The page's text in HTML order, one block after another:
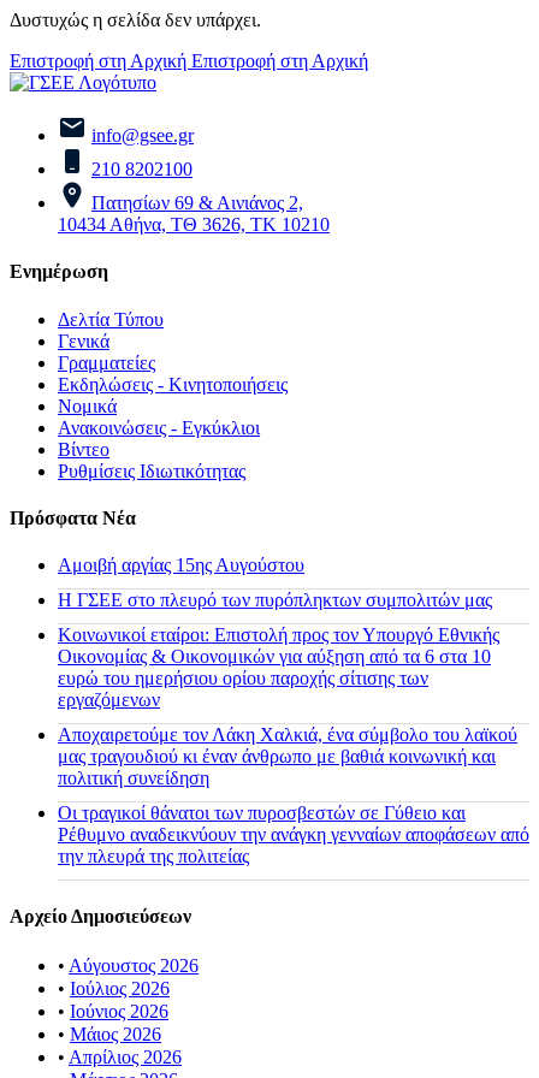
Δυστυχώς η σελίδα δεν υπάρχει.
Επιστροφή στη Αρχική Επιστροφή στη Αρχική
info@gsee.gr
210 8202100
Πατησίων 69 & Αινιάνος 2,
10434 Αθήνα, ΤΘ 3626, ΤΚ 10210
Ενημέρωση
Δελτία Τύπου
Γενικά
Γραμματείες
Εκδηλώσεις - Κινητοποιήσεις
Νομικά
Ανακοινώσεις - Εγκύκλιοι
Βίντεο
Ρυθμίσεις Ιδιωτικότητας
Πρόσφατα Νέα
Αμοιβή αργίας 15ης Αυγούστου
H ΓΣΕΕ στο πλευρό των πυρόπληκτων συμπολιτών μας
Κοινωνικοί εταίροι: Επιστολή προς τον Υπουργό Εθνικής
Οικονομίας & Οικονομικών για αύξηση από τα 6 στα 10
ευρώ του ημερήσιου ορίου παροχής σίτισης των
εργαζόμενων
Αποχαιρετούμε τον Λάκη Χαλκιά, ένα σύμβολο του λαϊκού
μας τραγουδιού κι έναν άνθρωπο με βαθιά κοινωνική και
πολιτική συνείδηση
Οι τραγικοί θάνατοι των πυροσβεστών σε Γύθειο και
Ρέθυμνο αναδεικνύουν την ανάγκη γενναίων αποφάσεων από
την πλευρά της πολιτείας
Αρχείο Δημοσιεύσεων
• Αύγουστος 2026
• Ιούλιος 2026
• Ιούνιος 2026
• Μάιος 2026
• Απρίλιος 2026